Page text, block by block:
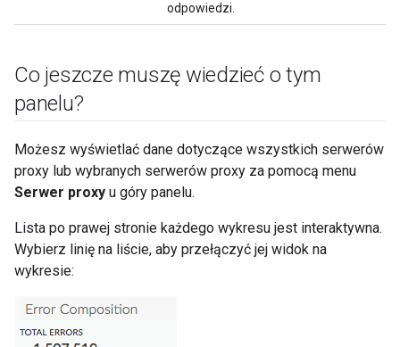
odpowiedzi.
Co jeszcze muszę wiedzieć o tym
panelu?
Możesz wyświetlać dane dotyczące wszystkich serwerów
proxy lub wybranych serwerów proxy za pomocą menu
Serwer proxy u góry panelu.
Lista po prawej stronie każdego wykresu jest interaktywna.
Wybierz linię na liście, aby przełączyć jej widok na
wykresie: